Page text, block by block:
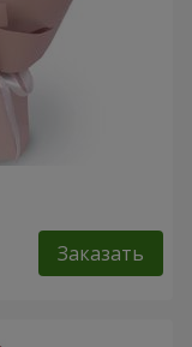
Заказать